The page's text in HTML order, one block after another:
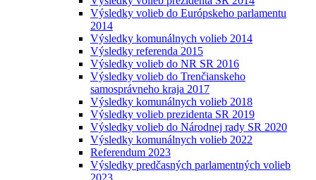
Výsledky volieb do Európskeho parlamentu
2014
Výsledky komunálnych volieb 2014
Výsledky referenda 2015
Výsledky volieb do NR SR 2016
Výsledky volieb do Trenčianskeho
samosprávneho kraja 2017
Výsledky komunálnych volieb 2018
Výsledky volieb prezidenta SR 2019
Výsledky volieb do Národnej rady SR 2020
Výsledky komunálnych volieb 2022
Referendum 2023
Výsledky predčasných parlamentných volieb
2023